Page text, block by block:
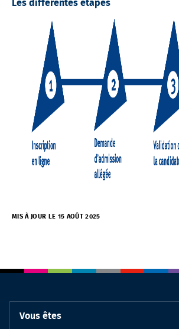
Les différentes étapes
MIS À JOUR LE 15 AOÛT 2025
Vous êtes